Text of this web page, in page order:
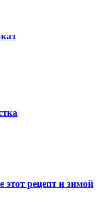
этот рецепт и зимой